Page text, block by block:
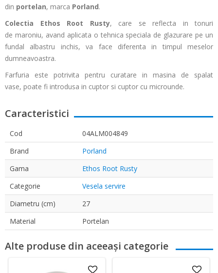
din portelan, marca Porland.
Colectia Ethos Root Rusty, care se reflecta in tonuri
de maroniu, avand aplicata o tehnica speciala de glazurare pe un
fundal albastru inchis, va face diferenta in timpul meselor
dumneavoastra.
Farfuria este potrivita pentru curatare in masina de spalat
vase, poate fi introdusa in cuptor si cuptor cu microunde.
Caracteristici
Cod
04ALM004849
Brand
Porland
Gama
Ethos Root Rusty
Categorie
Vesela servire
Diametru (cm)
27
Material
Portelan
Alte produse din aceeași categorie